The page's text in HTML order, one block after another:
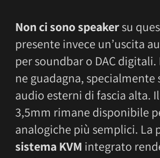
Non ci sono speakersu
presente invece un’uscita
per soundbar o DAC
ne guadagna, specialmente
audio esterni di fascia alta.
3,5mm rimane disponibile
analogiche più semplici. La
sistema KVM integrato